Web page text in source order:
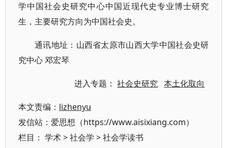
学中国社会史研究中心中国近现代史专业博士研究
生，主要研究方向为中国社会史。
通讯地址：山西省太原市山西大学中国社会史研
究中心 邓宏琴
进入专题：社会史研究 本土化取向
本文责编： lizhenyu
发信站：爱思想（https://www.aisixiang.com）
栏目： 学术>社会学 >社会学读书